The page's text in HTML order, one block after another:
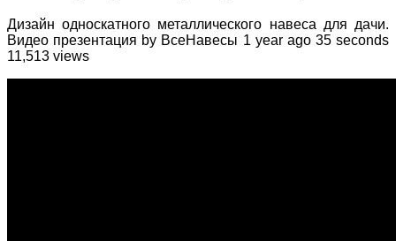
Дизайн односкатного металлического навеса для дачи.
Видео презентация by ВсеНавесы 1 year ago 35 seconds
11,513 views